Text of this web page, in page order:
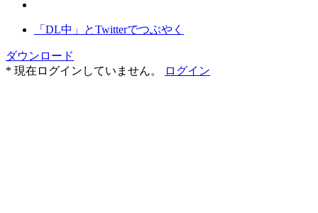
「DL中」とTwitterでつぶやく
ダウンロード
* 現在ログインしていません。
ログイン